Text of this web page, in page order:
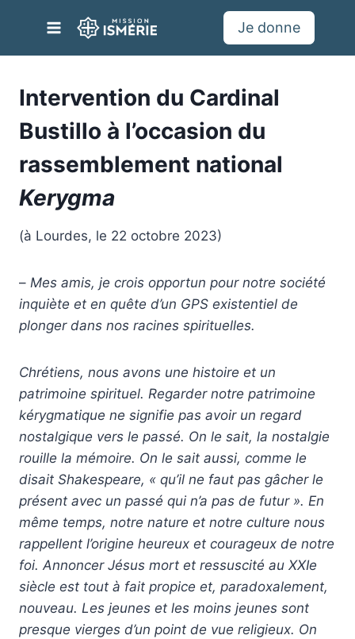
contenu
Je donne
Intervention du Cardinal
Bustillo à l’occasion du
rassemblement national
Kerygma
(à Lourdes, le 22 octobre 2023)
– Mes amis, je crois opportun pour notre société
inquiète et en quête d’un GPS existentiel de
plonger dans nos racines spirituelles.
Chrétiens, nous avons une histoire et un
patrimoine spirituel. Regarder notre patrimoine
kérygmatique ne signifie pas avoir un regard
nostalgique vers le passé. On le sait, la nostalgie
rouille la mémoire. On le sait aussi, comme le
disait Shakespeare, « qu’il ne faut pas gâcher le
présent avec un passé qui n’a pas de futur ». En
même temps, notre nature et notre culture nous
rappellent l’origine heureux et courageux de notre
foi. Annoncer Jésus mort et ressuscité au XXIe
siècle est tout à fait propice et, paradoxalement,
nouveau. Les jeunes et les moins jeunes sont
presque vierges d’un point de vue religieux. On